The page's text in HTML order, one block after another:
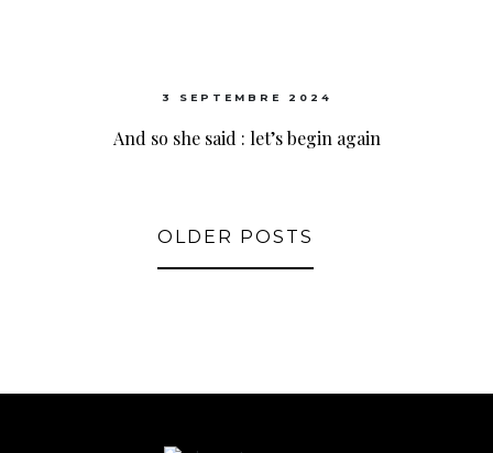
3 SEPTEMBRE 2024
And so she said : let’s begin again
OLDER POSTS